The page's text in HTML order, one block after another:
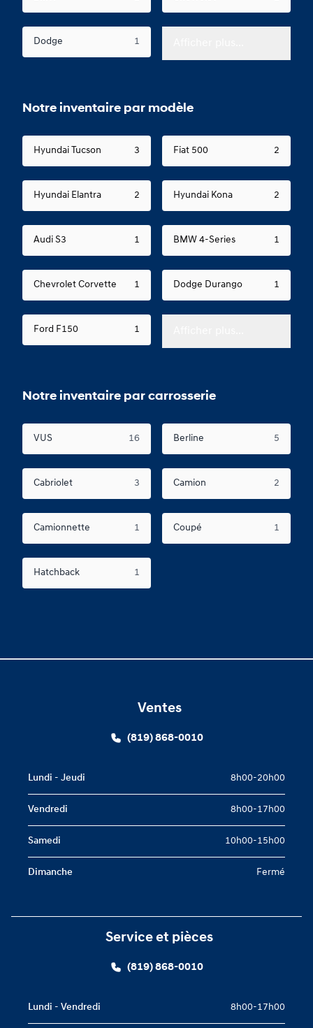
Dodge 1
Notre inventaire par modèle
Hyundai Tucson 3 Fiat 500 2
Hyundai Elantra 2 Hyundai Kona 2
Audi S3 1 BMW 4-Series 1
Chevrolet Corvette 1 Dodge Durango 1
Ford F150 1
Notre inventaire par carrosserie
VUS 16 Berline 5
Cabriolet 3 Camion 2
Camionnette 1 Coupé 1
Hatchback 1
Ventes
(819) 868-0010
Lundi - Jeudi 8h00-20h00
Vendredi 8h00-17h00
Samedi 10h00-15h00
Dimanche Fermé
Service et pièces
(819) 868-0010
Lundi - Vendredi 8h00-17h00